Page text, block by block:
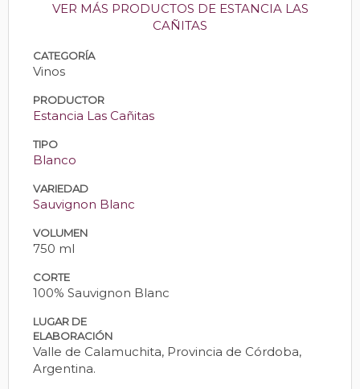
VER MÁS PRODUCTOS DE ESTANCIA LAS
CAÑITAS
CATEGORÍA
Vinos
PRODUCTOR
Estancia Las Cañitas
TIPO
Blanco
VARIEDAD
Sauvignon Blanc
VOLUMEN
750 ml
CORTE
100% Sauvignon Blanc
LUGAR DE
ELABORACIÓN
Valle de Calamuchita, Provincia de Córdoba,
Argentina.